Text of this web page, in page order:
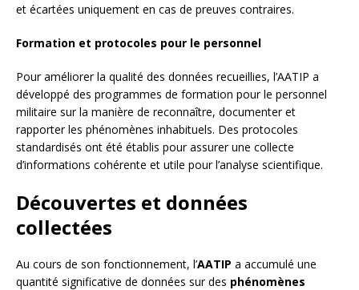
et écartées uniquement en cas de preuves contraires.
Formation et protocoles pour le personnel
Pour améliorer la qualité des données recueillies, l’AATIP a
développé des programmes de formation pour le personnel
militaire sur la manière de reconnaître, documenter et
rapporter les phénomènes inhabituels. Des protocoles
standardisés ont été établis pour assurer une collecte
d’informations cohérente et utile pour l’analyse scientifique.
Découvertes et données
collectées
Au cours de son fonctionnement, l’AATIP a accumulé une
quantité significative de données sur des phénomènes